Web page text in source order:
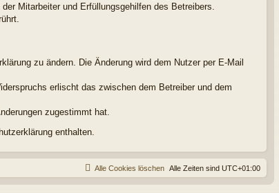
Mitarbeiter und Erfüllungsgehilfen des Betreibers.
zu ändern. Die Änderung wird dem Nutzer per E-Mail
erlischt das zwischen dem Betreiber und dem
zugestimmt hat.
enthalten.
Alle Zeiten sind UTC+01:00
Alle Cookies löschen